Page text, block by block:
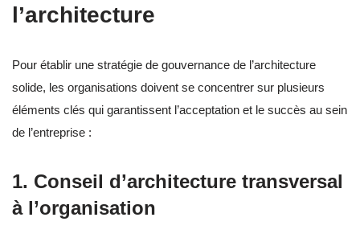
l’architecture
Pour établir une stratégie de gouvernance de l’architecture
solide, les organisations doivent se concentrer sur plusieurs
éléments clés qui garantissent l’acceptation et le succès au sein
de l’entreprise :
1. Conseil d’architecture transversal
à l’organisation